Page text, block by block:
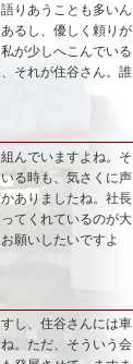
りあうことも多いん
るし、優しく頼りが
が少しへこんでいる
それが住谷さん。誰
んでいますよね。そ
る時も、気さくに声
ありましたね。社長
てくれているのが大
願いしたいですよ
し、住谷さんには車
。ただ、そういう会